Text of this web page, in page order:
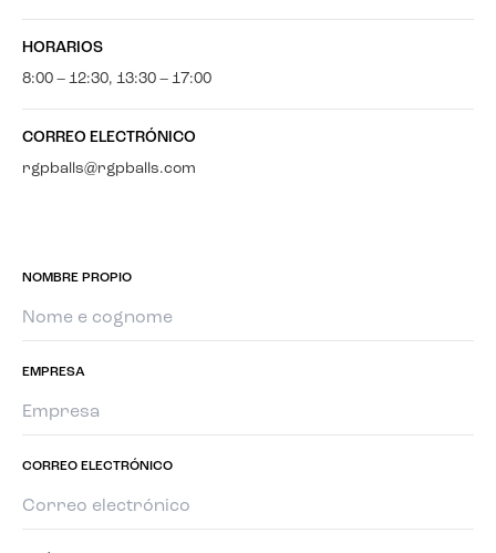
HORARIOS
8:00 – 12:30, 13:30 – 17:00
CORREO ELECTRÓNICO
rgpballs@rgpballs.com
NOMBRE PROPIO
EMPRESA
CORREO ELECTRÓNICO